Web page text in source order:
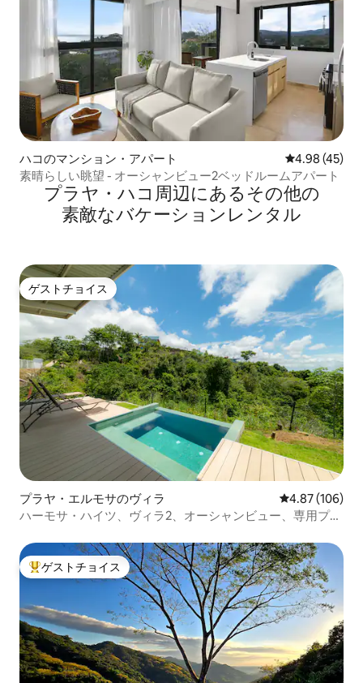
ハコのマンション・アパート レビュー45
4.98 (45)
素晴らしい眺望 - オーシャンビュー2ベッドルームアパート
プラヤ・ハコ⁠周⁠辺⁠に⁠あ⁠るそ⁠の⁠他⁠の
素⁠敵⁠なバ⁠ケ⁠ー⁠シ⁠ョ⁠ン⁠レ⁠ン⁠タ⁠ル
ゲストチョイス
ゲストチョイス
プラヤ・エルモサのヴィラ レビュー106
4.87 (106)
ハーモサ・ハイツ、ヴィラ2、オーシャンビュー、専用プー
大好評のゲストチョイスです。
ゲストチョイス